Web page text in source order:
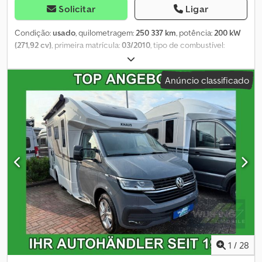
permanentemente!!! Pegasus Anhänger Schnee GmbH Am
Sinnerhoop 17 58285 Gevelsberg Tel.: Fax:
Solicitar Ligar
Condição:usado, quilometragem:250 337 km, potência:200 kW
(271,92 cv), primeira matrícula:03/2010, tipo de combustível:
2 880 mm
Emissões de CO₂:294 g/km, cor:preto, tipo de engrenagem:
, número de velocidades:7, classe de emissão:Euro 4,
número de lugares:2, comprimento total:4 950 mm, largura total:
2 000 mm, altura total:1 860 mm, Ano de fabrico: 2010,
Equipamento:Bluetooth, acoplamento de reboque, airbag, ar
condicionado, assistente de arranque em subida, controlo de
velocidade de cruzeiro, direção assistida, espelho retrovisor
elétrico, faróis de nevoeiro, fecho centralizado, sistema de
navegação, Informações gerais Número de portas: 4 Cabine:
simples Informações técnicas Número de cilindros: 8 Cilindrada
do motor: 3.628 cc Pesos Peso em vazio: 2.560 kg Carga útil: 640
kg Peso bruto total: 3.200 kg Interior Interior: preto, couro
Consumo Consumo médio de combustível: 11,1 l/100km Consumo
urbano: 14,5 l/100km Consumo extraurbano: 9,2 l/100km
Manutenção, histórico e estado Número de proprietários: 1
Número de chaves: 1 (1 controle remoto) Segurança do produto
Anúncio classificado
1 / 28